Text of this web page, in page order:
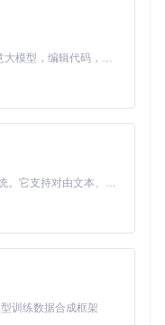
理
）将Java代码编译
仿真结果。
开源
免费在
Claude Code 的开源替代方案。连接任意大模型，编辑代码，运行命令，自动验证 — 全自动执行。用 Rust 构建，极致性能。 ｜ An open-source alternative to Claude Code. Connect any LLM, edit code, run commands, and verify changes — autonomously. Built in Rust for speed. Get Started
MiniMax H3 是一个通用的全模态生成系统。它支持对由文本、图像、视频和音频组成的多模态上下文进行统一理解，并能生成分辨率高达 2K、时长可达 15 秒的带原生立体声音频的视频。得益于面向任务泛化的系统设计，H3 在预训练阶段就已具备广泛的多模态上下文理解与生成能力，能够出色地执行复杂的多模态指令。
训练数据合成框架